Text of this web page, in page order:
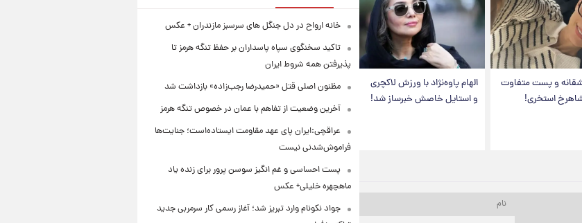
و پست متفاوت
استخری!
الهام پاوه‌نژاد با ورزش لاکچری
و استایل خاصش خبرساز شد!
خانه ارواح در دل جنگل های سرسبز مازندران + عکس
تاکید سخنگوی سپاه پاسداران بر حفظ تنگه هرمز تا
پذیرفتن همه شروط ایران
مظنون اصلی قتل «حمیدرضا رجب‌زاده» بازداشت شد
آخرین وضعیت از تفاهم با عمان در خصوص تنگه هرمز
عراقچی:ایران پای عهد مقاومت ایستاده‌است؛ جنایت‌ها
فراموش‌شدنی نیست
پست احساسی و غم انگیز سوسن پرور برای زنده یاد
ماهچهره خلیلی+ عکس
جواد نکونام وارد تبریز شد؛ آغاز رسمی کار سرمربی جدید